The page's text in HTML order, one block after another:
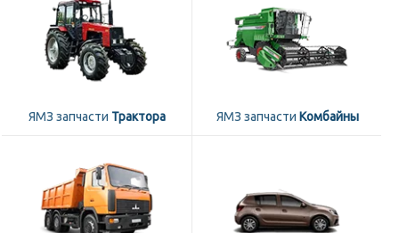
ЯМЗ запчасти Трактора ЯМЗ запчасти Комбайны